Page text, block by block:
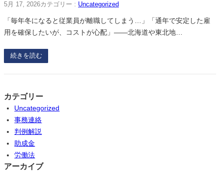
5月 17, 2026カテゴリー : Uncategorized
「毎年冬になると従業員が離職してしまう…」「通年で安定した雇
用を確保したいが、コストが心配」——北海道や東北地…
続きを読む
カテゴリー
Uncategorized
事務連絡
判例解説
助成金
労働法
アーカイブ